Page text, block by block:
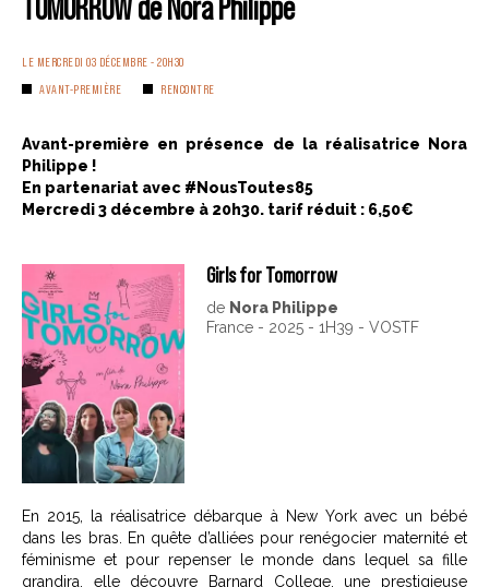
TOMORROW de Nora Philippe
LE MERCREDI 03 DÉCEMBRE - 20H30
AVANT-PREMIÈRE
RENCONTRE
Avant-première en présence de la réalisatrice Nora
Philippe !
En partenariat avec #NousToutes85
Mercredi 3 décembre à 20h30. tarif réduit : 6,50€
Girls for Tomorrow
de Nora Philippe
France - 2025 - 1H39 - VOSTF
En 2015, la réalisatrice débarque à New York avec un bébé
dans les bras. En quête d’alliées pour renégocier maternité et
féminisme et pour repenser le monde dans lequel sa fille
grandira, elle découvre Barnard College, une prestigieuse